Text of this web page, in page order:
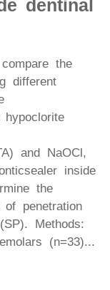
dentinal
the
different
hypoclorite
and NaOCl,
inside
the
of penetration
Methods:
(n=33)...